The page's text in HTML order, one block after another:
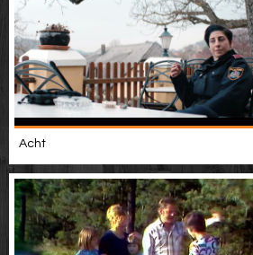
Acht